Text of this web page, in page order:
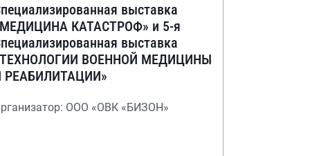
выставка
КАТАСТРОФ» и 5-я
выставка
ВОЕННОЙ МЕДИЦИНЫ
РЕАБИЛИТАЦИИ»
ООО «ОВК «БИЗОН»